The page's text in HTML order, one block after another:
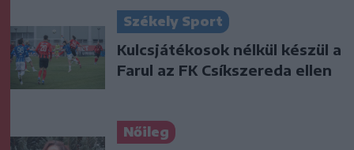
Székely Sport
Kulcsjátékosok nélkül készül a
Farul az FK Csíkszereda ellen
Nőileg